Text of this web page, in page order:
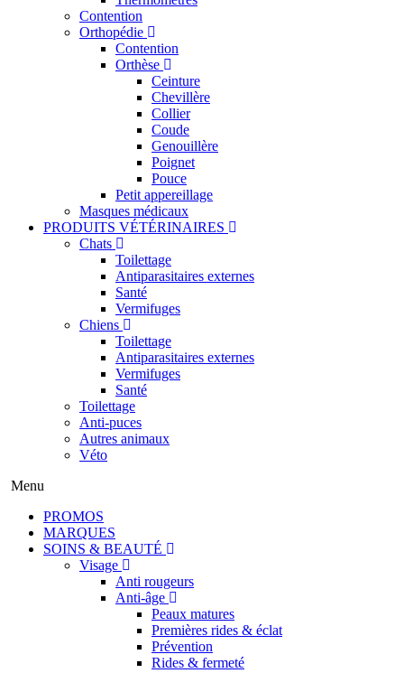
Contention
Orthopédie
Contention
Orthèse
Ceinture
Chevillère
Collier
Coude
Genouillère
Poignet
Pouce
Petit appereillage
Masques médicaux
PRODUITS VÉTÉRINAIRES
Chats
Toilettage
Antiparasitaires externes
Santé
Vermifuges
Chiens
Toilettage
Antiparasitaires externes
Vermifuges
Santé
Toilettage
Anti-puces
Autres animaux
Véto
Menu
PROMOS
MARQUES
SOINS & BEAUTÉ
Visage
Anti rougeurs
Anti-âge
Peaux matures
Premières rides & éclat
Prévention
Rides & fermeté